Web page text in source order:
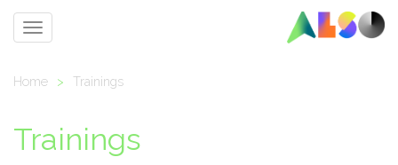
Toggle
Home > Trainings
Trainings